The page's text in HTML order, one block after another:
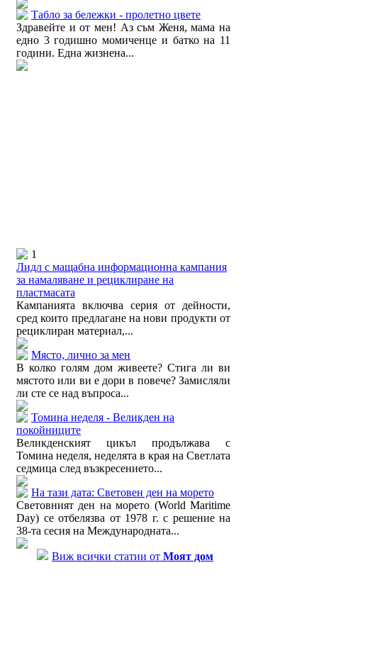
Табло за бележки - пролетно цвете
Здравейте и от мен! Аз съм Женя, мама на
едно 3 годишно момиченце и батко на 11
години. Една жизнена...
1
Лидл с мащабна информационна кампания
за намаляване и рециклиране на
пластмасата
Кампанията включва серия от дейности,
сред които предлагане на нови продукти от
рециклиран материал,...
Място, лично за мен
В колко голям дом живеете? Стига ли ви
мястото или ви е дори в повече? Замисляли
ли сте се над въпроса...
Томина неделя - Великден на
покойниците
Великденският цикъл продължава с
Томина неделя, неделята в края на Светлата
седмица след възкресението...
На тази дата: Световен ден на морето
Световният ден на морето (World Maritime
Day) се отбелязва от 1978 г. с решение на
38-та сесия на Международната...
Виж всички статии от Моят дом